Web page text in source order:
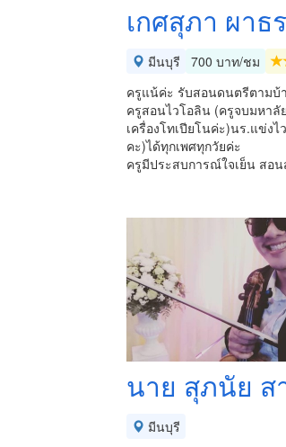
เกศสุภา ผาธ
มีนบุรี 700 บาท/ชม
ครูแน้ค่ะ รับสอนดนตรีตามบ้
ครูสอนไวโอลิน (ครูจบมหาลั
เครื่องโทเปียโนค่ะ)นร.แข่ง
คะ)ได้ทุกเพศทุกวัยค่ะ
ครูมีประสบการณ์ใจเย็น สอน
นาย สุภนัย ส
มีนบุรี